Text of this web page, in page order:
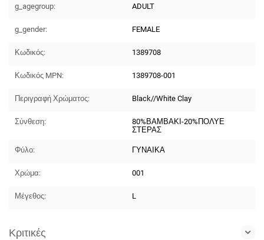
g_agegroup: ADULT
g_gender: FEMALE
Κωδικός: 1389708
Κωδικός MPN: 1389708-001
Περιγραφή Χρώματος: Black//White Clay
Σύνθεση:
80%ΒΑΜΒΑΚΙ-20%ΠΟΛΥΕ
ΣΤΕΡΑΣ
Φύλο: ΓΥΝΑΙΚΑ
Χρώμα: 001
Μέγεθος: L
Κριτικές